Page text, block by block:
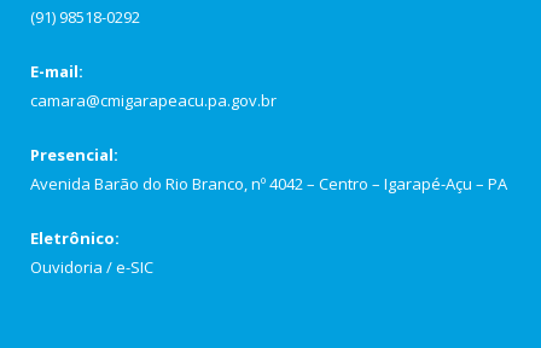
(91) 98518-0292
E-mail:
camara@cmigarapeacu.pa.gov.br
Presencial:
Avenida Barão do Rio Branco, nº 4042 – Centro – Igarapé-Açu – PA
Eletrônico:
Ouvidoria /e-SIC